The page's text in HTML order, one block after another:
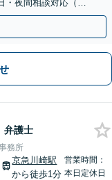
・夜間相談対応（要
弁護士
務所
京急川崎駅
から徒歩1分
営業時間：
本日定休日